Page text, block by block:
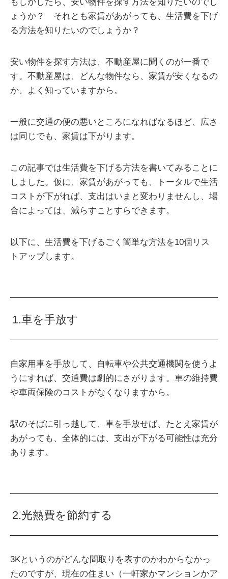
もしかしたら、安い物件を探す方法を知りたいのでし
ょうか？ それとも家賃があがっても、生活費を下げ
る方法を知りたいのでしょうか？
安い物件を探す方法は、不動産屋に聞くのが一番で
す。不動産屋は、どんな物件なら、家賃が安くなるの
か、よく知っていますから。
一般に交通の便の悪いところになればなるほど、広さ
は同じでも、家賃は下がります。
この記事では生活費を下げる方法を書いてみることに
しました。仮に、家賃があがっても、トータルで生活
コストが下がれば、支出はいまと変わりませんし、場
合によっては、減らすことすらできます。
以下に、生活費を下げるごく簡単な方法を10個リス
トアップします。
1.車を手放す
自家用車を手放して、自転車や公共交通機関を使うよ
うにすれば、交通費は劇的にさがります。車の維持費
や車両保険のコストがなくなりますから。
駅のそばに引っ越して、車を手放せば、たとえ家賃が
あがっても、全体的には、支出が下がる可能性は充分
あります。
2.光熱費を節約する
3Kというのがどんな間取りを表すのかわからなかっ
たのですが、現在の住まい（一軒家かマンションかア